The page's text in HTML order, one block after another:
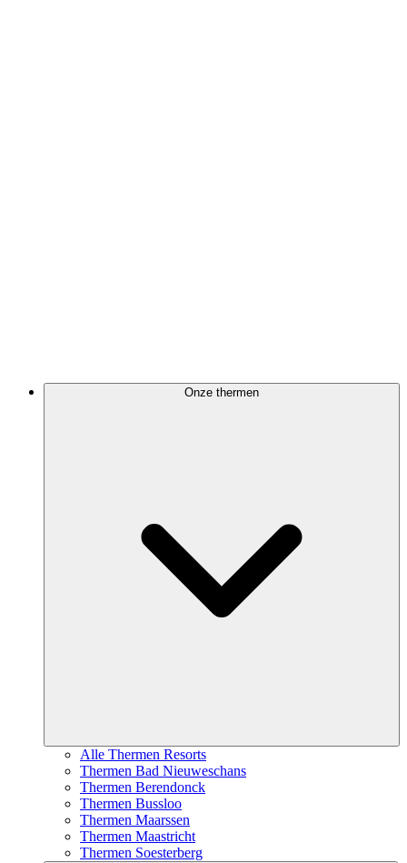
Onze thermen
Alle Thermen Resorts
Thermen Bad Nieuweschans
Thermen Berendonck
Thermen Bussloo
Thermen Maarssen
Thermen Maastricht
Thermen Soesterberg